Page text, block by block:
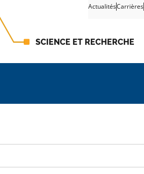
ActualitésCarrières
SCIENCE ET RECHERCHE